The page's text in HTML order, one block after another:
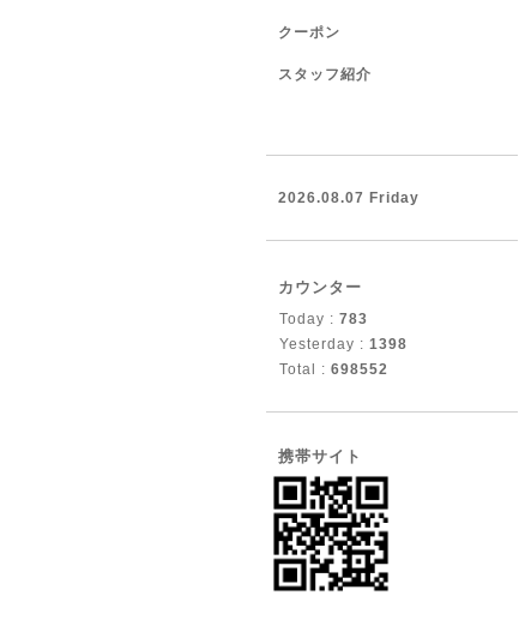
クーポン
スタッフ紹介
2026.08.07 Friday
カウンター
Today : 783
Yesterday : 1398
Total : 698552
携帯サイト